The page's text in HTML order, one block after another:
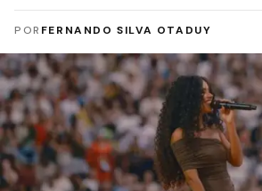
POR FERNANDO SILVA OTADUY